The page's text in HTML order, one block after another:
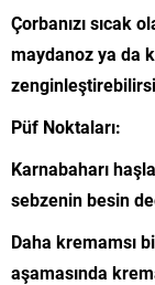
Çorbanızı sıcak
maydanoz ya da
Püf Noktaları:
Karnabaharı
sebzenin besin
Daha kremamsı
aşamasında